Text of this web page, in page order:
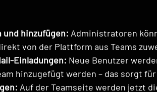
hinzufügen: Administratoren
von der Plattform aus Teams
Einladungen: Neue Benutzer
hinzugefügt werden – das sorgt
Auf der Teamseite werden jetzt